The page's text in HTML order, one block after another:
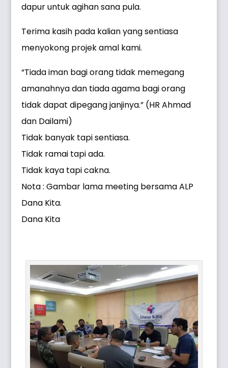
dapur untuk agihan sana pula.
Terima kasih pada kalian yang sentiasa
menyokong projek amal kami.
“Tiada iman bagi orang tidak memegang
amanahnya dan tiada agama bagi orang
tidak dapat dipegang janjinya.” (HR Ahmad
dan Dailami)
Tidak banyak tapi sentiasa.
Tidak ramai tapi ada.
Tidak kaya tapi cakna.
Nota : Gambar lama meeting bersama ALP
Dana Kita.
Dana Kita